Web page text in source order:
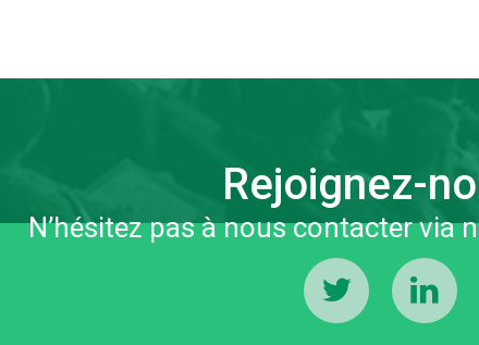
Rejoignez-
N’hésitez pas à nous contacter via